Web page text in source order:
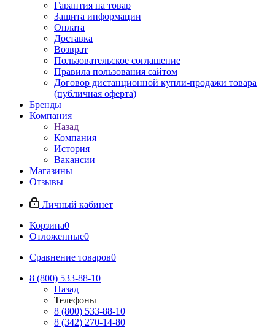
Гарантия на товар
Защита информации
Оплата
Доставка
Возврат
Пользовательское соглашение
Правила пользования сайтом
Договор дистанционной купли-продажи товара
(публичная оферта)
Бренды
Компания
Назад
Компания
История
Вакансии
Магазины
Отзывы
Личный кабинет
Корзина0
Отложенные0
Сравнение товаров0
8 (800) 533-88-10
Назад
Телефоны
8 (800) 533-88-10
8 (342) 270-14-80